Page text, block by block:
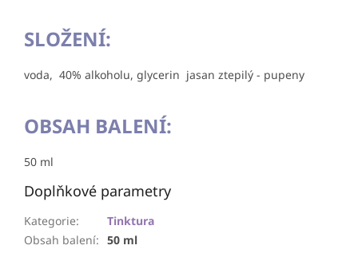
SLOŽENÍ:
voda, 40% alkoholu, glycerin jasan ztepilý - pupeny
OBSAH BALENÍ:
50 ml
Doplňkové parametry
Kategorie:
Tinktura
Obsah balení: 50 ml